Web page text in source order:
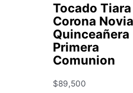
Tocado Tiara
Corona Novia
Quinceañera
Primera
Comunion
$89,500